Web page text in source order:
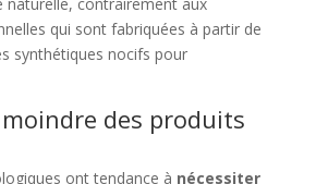
qui sont fabriquées à partir de
synthétiques nocifs pour
des produits
ont tendance à nécessiter